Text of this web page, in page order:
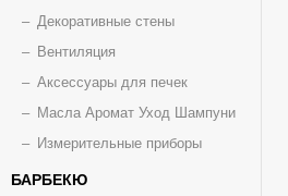
Декоративные стены
Вентиляция
Аксессуары для печек
Масла Аромат Уход Шампуни
Измерительные приборы
БАРБЕКЮ